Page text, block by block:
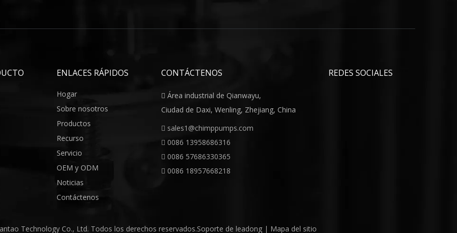
de tamaños y configuraciones para adaptarse a diferentes aplicaciones.Algunos modelos están diseñados para usarse en
sumergibles para hacer circular el agua y mantenerla oxigenada.Esto es importante para la salud de los peces y
de acuarios también pueden usar una bomba sumergible para crear una corriente en el tanque que simule el entorno
adhiriéndose a la filosofía empresarial 'calidad primero, basada en la integridad' para atender a clientes de todo el
bomba de agua superficial
bomba cortadora sumergible
ENLACES RÁPIDOS
Hogar
Sobre nosotros
Productos
Recurso
Servicio
OEM y ODM
Noticias
Contáctenos
CONTÁCTENOS
 Área industrial de Qianwayu,
Ciudad de Daxi, Wenling, Zhejiang, China
 sales1@chimppumps.com
 0086 13958686316
 0086 57686330365
 0086 18957668218
REDES SOCIALES
Technology Co., Ltd. Todos los derechos reservados.Soporte de leadong | Mapa del sitio